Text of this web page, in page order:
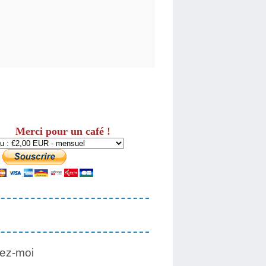
Merci pour un café !
moi